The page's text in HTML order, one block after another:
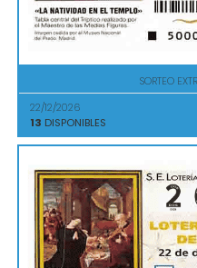
SORTEO
22/12/2026
13 DISPONIBLES